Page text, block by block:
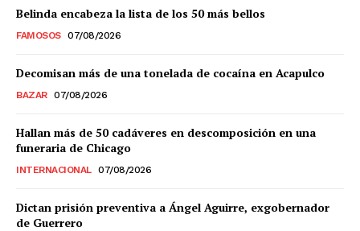
Belinda encabeza la lista de los 50 más bellos
FAMOSOS 07/08/2026
Decomisan más de una tonelada de cocaína en Acapulco
BAZAR 07/08/2026
Hallan más de 50 cadáveres en descomposición en una
funeraria de Chicago
INTERNACIONAL 07/08/2026
Dictan prisión preventiva a Ángel Aguirre, exgobernador
de Guerrero